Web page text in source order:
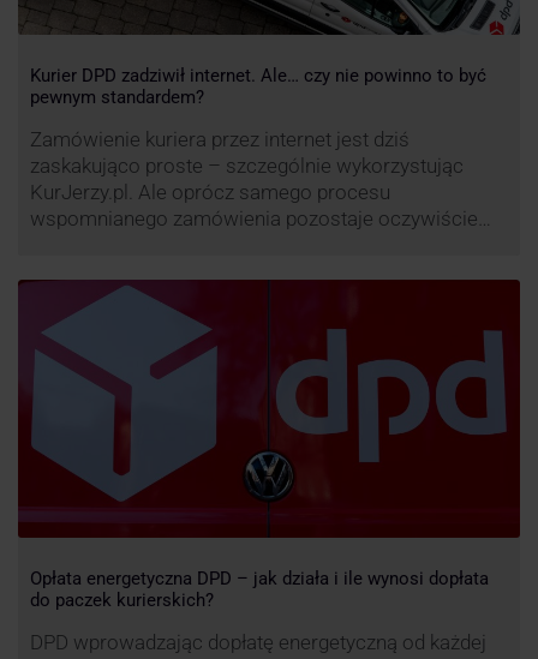
Kurier DPD zadziwił internet. Ale… czy nie powinno to być
pewnym standardem?
Zamówienie kuriera przez internet jest dziś
zaskakująco proste – szczególnie wykorzystując
KurJerzy.pl. Ale oprócz samego procesu
wspomnianego zamówienia pozostaje oczywiście
nadchodzi czas na wyjątkowo ciekawą historię tego,
co zrobił pewien kurier DPD.
Opłata energetyczna DPD – jak działa i ile wynosi dopłata
do paczek kurierskich?
DPD wprowadzając dopłatę energetyczną od każdej